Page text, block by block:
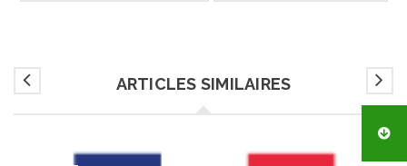
ARTICLES SIMILAIRES